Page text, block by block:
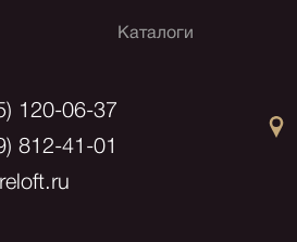
Каталоги
120-06-37
812-41-01